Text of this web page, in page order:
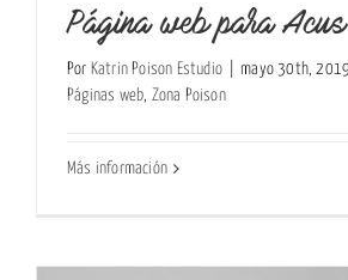
Página web para
Por Katrin Poison Estudio mayo 30th, 2019
Páginas web Zona Poison
Más información